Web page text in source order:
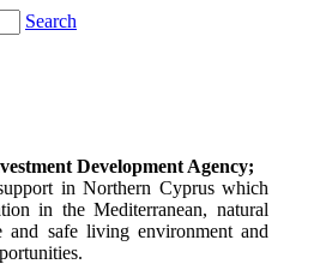
Search
Development Agency;
in Northern Cyprus which
in the Mediterranean, natural
and safe living environment and